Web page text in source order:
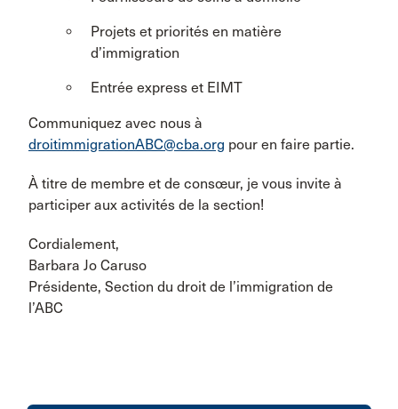
Projets et priorités en matière
d’immigration
Entrée express et EIMT
Communiquez avec nous à
droitimmigrationABC@cba.org pour en faire partie.
À titre de membre et de consœur, je vous invite à
participer aux activités de la section!
Cordialement,
Barbara Jo Caruso
Présidente, Section du droit de l’immigration de
l’ABC